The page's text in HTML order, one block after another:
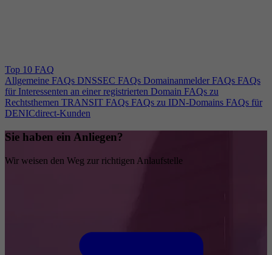
Top 10 FAQ
Allgemeine FAQs DNSSEC FAQs Domainanmelder FAQs FAQs
für Interessenten an einer registrierten Domain FAQs zu
Rechtsthemen TRANSIT FAQs FAQs zu IDN-Domains FAQs für
DENICdirect-Kunden
Sie haben ein Anliegen?
Wir weisen den Weg zur richtigen Anlaufstelle